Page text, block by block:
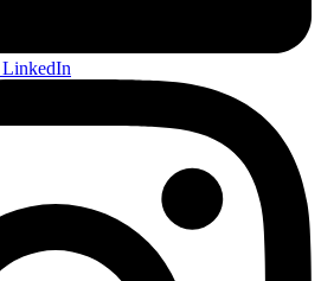
LinkedIn